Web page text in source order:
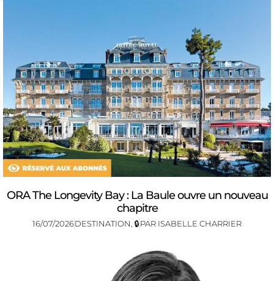
ORA The Longevity Bay : La Baule ouvre un nouveau
chapitre
16/07/2026DESTINATION 🔒PAR ISABELLE CHARRIER